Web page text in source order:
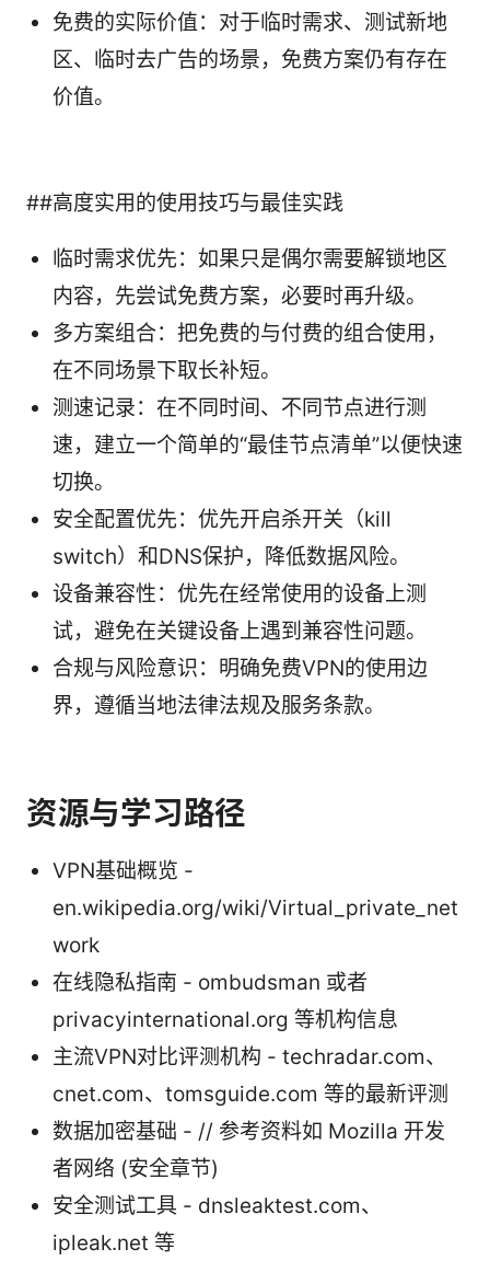
免费的实际价值：对于临时需求、测试新地
区、临时去广告的场景，免费方案仍有存在
价值。
##高度实用的使用技巧与最佳实践
临时需求优先：如果只是偶尔需要解锁地区
内容，先尝试免费方案，必要时再升级。
多方案组合：把免费的与付费的组合使用，
在不同场景下取长补短。
测速记录：在不同时间、不同节点进行测
速，建立一个简单的“最佳节点清单”以便快速
切换。
安全配置优先：优先开启杀开关（kill
switch）和DNS保护，降低数据风险。
设备兼容性：优先在经常使用的设备上测
试，避免在关键设备上遇到兼容性问题。
合规与风险意识：明确免费VPN的使用边
界，遵循当地法律法规及服务条款。
资源与学习路径
VPN基础概览 -
en.wikipedia.org/wiki/Virtual_private_net
work
在线隐私指南 - ombudsman 或者
privacyinternational.org 等机构信息
主流VPN对比评测机构 - techradar.com、
cnet.com、tomsguide.com 等的最新评测
数据加密基础 - // 参考资料如 Mozilla 开发
者网络 (安全章节)
安全测试工具 - dnsleaktest.com、
ipleak.net 等